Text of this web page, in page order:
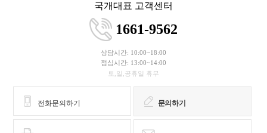
국개대표 고객센터
1661-9562
상담시간: 10:00~18:00
점심시간: 13:00~14:00
토,일,공휴일 휴무
전화문의하기 문의하기